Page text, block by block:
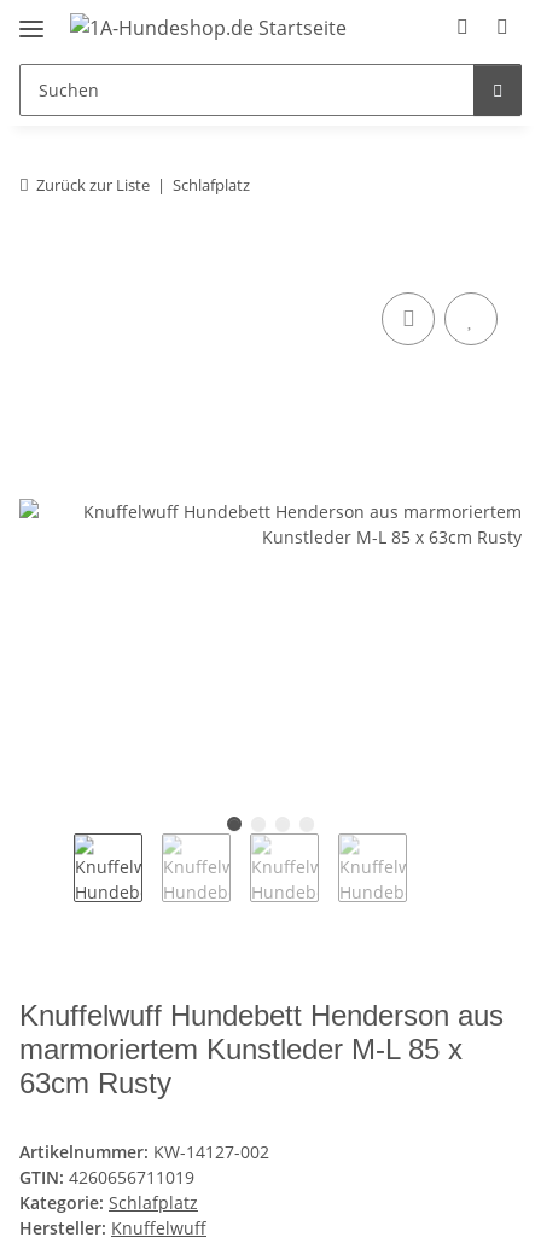
Zurück zur Liste Schlafplatz
Knuffelwuff Hundebett Henderson aus
marmoriertem Kunstleder M-L 85 x
63cm Rusty
Artikelnummer: KW-14127-002
GTIN: 4260656711019
Kategorie: Schlafplatz
Hersteller: Knuffelwuff